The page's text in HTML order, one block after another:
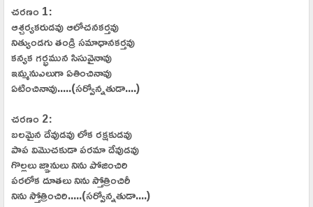
చరణం 1:
ఆశ్చర్యకరుడవు ఆలోచనకర్తవు
నిత్యుండగు తండ్రి సమాధానకర్తవు
కన్యక గర్భమున సిసువైనావు
ఇమ్మనుఎలుగా ఏతించినావు
ఏటించినావు.....(సర్వోన్నతుడా....)
చరణం 2:
బలమైన దేవుడవు లోక రక్షకుడవు
పాప విమొచకుడా పరమా దేవుడవు
గొల్లలు జ్ఞానులు నిను పోజించిరి
పరలోక దూతలు నిను స్తోత్రించిరీ
నిను స్తోత్రించిరి.....(సర్వోన్నతుడా....)